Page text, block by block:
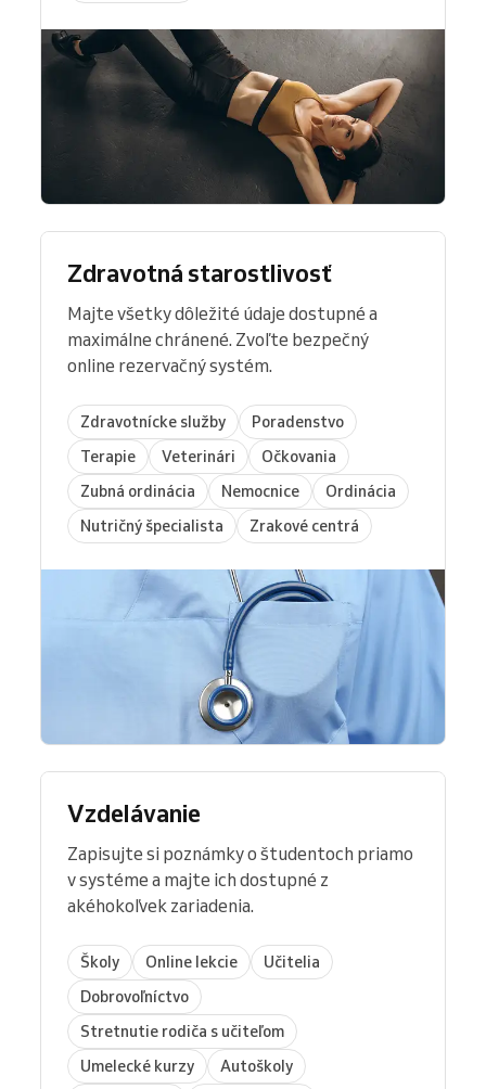
Zdravotná starostlivosť
Majte všetky dôležité údaje dostupné a
maximálne chránené. Zvoľte bezpečný
online rezervačný systém.
Zdravotnícke služby
Poradenstvo
Terapie
Veterinári
Očkovania
Zubná ordinácia
Nemocnice
Ordinácia
Nutričný špecialista
Zrakové centrá
Vzdelávanie
Zapisujte si poznámky o študentoch priamo
v systéme a majte ich dostupné z
akéhokoľvek zariadenia.
Školy Online lekcie
Učitelia
Dobrovoľníctvo
Stretnutie rodiča s učiteľom
Umelecké kurzy
Autoškoly